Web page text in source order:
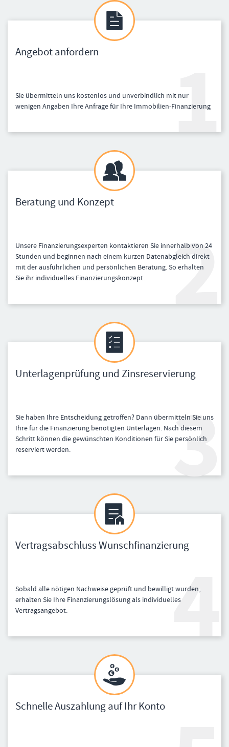
Angebot anfordern
Sie übermitteln uns kostenlos und unverbindlich mit nur
wenigen Angaben Ihre Anfrage für Ihre Immobilien-Finanzierung
Beratung und Konzept
Unsere Finanzierungsexperten kontaktieren Sie innerhalb von 24
Stunden und beginnen nach einem kurzen Datenabgleich direkt
mit der ausführlichen und persönlichen Beratung. So erhalten
Sie ihr individuelles Finanzierungskonzept.
Unterlagenprüfung und Zinsreservierung
Sie haben Ihre Entscheidung getroffen? Dann übermitteln Sie uns
Ihre für die Finanzierung benötigten Unterlagen. Nach diesem
Schritt können die gewünschten Konditionen für Sie persönlich
reserviert werden.
Vertragsabschluss Wunschfinanzierung
Sobald alle nötigen Nachweise geprüft und bewilligt wurden,
erhalten Sie Ihre Finanzierungslösung als individuelles
Vertragsangebot.
Schnelle Auszahlung auf Ihr Konto